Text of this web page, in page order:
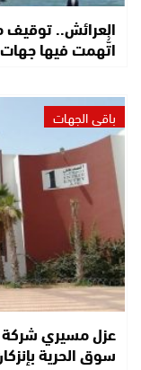
العرائش.. توقيف
اتُّهمت فيها
باقي الجهات
عزل مسيري شركة
سوق الحرية